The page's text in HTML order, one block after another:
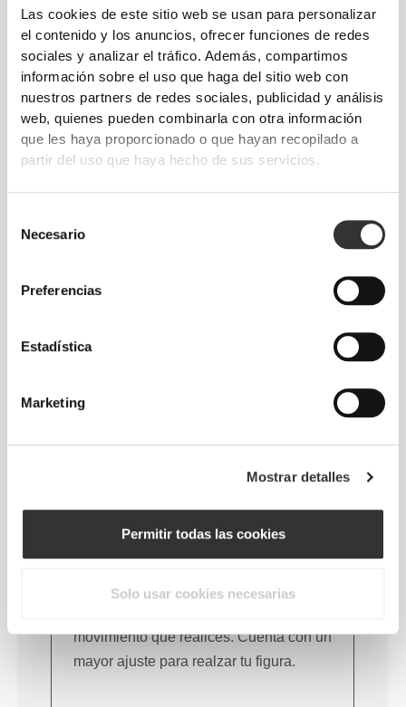
Las cookies de este sitio web se usan para personalizar
el contenido y los anuncios, ofrecer funciones de redes
sociales y analizar el tráfico. Además, compartimos
información sobre el uso que haga del sitio web con
nuestros partners de redes sociales, publicidad y análisis
web, quienes pueden combinarla con otra información
que les haya proporcionado o que hayan recopilado a
partir del uso que haya hecho de sus servicios.
Necesario
Preferencias
Estadística
Marketing
Mostrar detalles
Permitir todas las cookies
Solo usar cookies necesarias
Sin etiquetas cosidas
Nuestra ropa es sinónimo de comodidad. Nuestro
costuras! Confeccionada sin etiquetas cosidas para
aumentar la comodidad y evitar irritación de la piel.
movimiento que realices. Cuenta con un
mayor ajuste para realzar tu figura.